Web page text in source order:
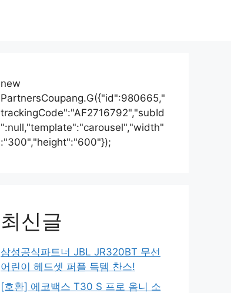
new
PartnersCoupang.G({"id":980665,"
trackingCode":"AF2716792","subId
":null,"template":"carousel","width"
:"300","height":"600"});
최신글
삼성공식파트너 JBL JR320BT 무선
어린이 헤드셋 퍼플 득템 찬스!
[호환] 에코백스 T30 S 프로 옴니 소